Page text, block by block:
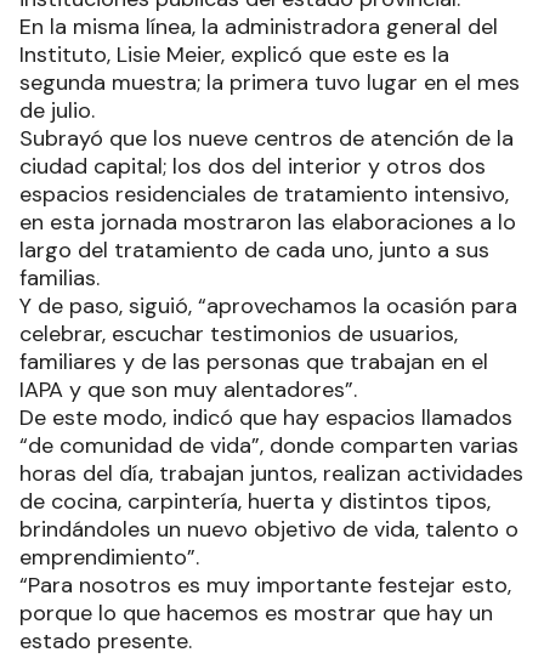
En la misma línea, la administradora general del
Instituto, Lisie Meier, explicó que este es la
segunda muestra; la primera tuvo lugar en el mes
de julio.
Subrayó que los nueve centros de atención de la
ciudad capital; los dos del interior y otros dos
espacios residenciales de tratamiento intensivo,
en esta jornada mostraron las elaboraciones a lo
largo del tratamiento de cada uno, junto a sus
familias.
Y de paso, siguió, “aprovechamos la ocasión para
celebrar, escuchar testimonios de usuarios,
familiares y de las personas que trabajan en el
IAPA y que son muy alentadores”.
De este modo, indicó que hay espacios llamados
“de comunidad de vida”, donde comparten varias
horas del día, trabajan juntos, realizan actividades
de cocina, carpintería, huerta y distintos tipos,
brindándoles un nuevo objetivo de vida, talento o
emprendimiento”.
“Para nosotros es muy importante festejar esto,
porque lo que hacemos es mostrar que hay un
estado presente.